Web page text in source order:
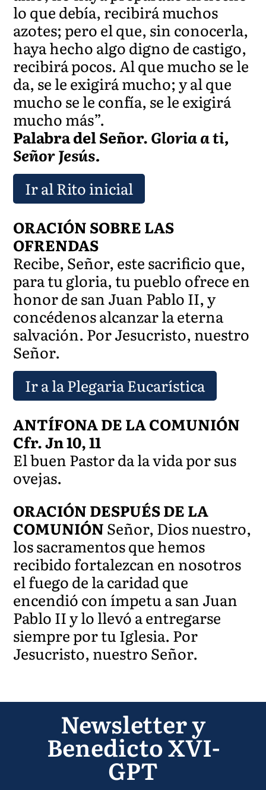
lo que debía, recibirá muchos
azotes; pero el que, sin conocerla,
haya hecho algo digno de castigo,
recibirá pocos. Al que mucho se le
da, se le exigirá mucho; y al que
mucho se le confía, se le exigirá
mucho más”.
Palabra del Señor.Gloria a ti,
Señor Jesús.
Ir al Rito inicial
ORACIÓN SOBRE LAS
OFRENDAS
Recibe, Señor, este sacrificio que,
para tu gloria, tu pueblo ofrece en
honor de san Juan Pablo II, y
concédenos alcanzar la eterna
salvación. Por Jesucristo, nuestro
Señor.
Ir a la Plegaria Eucarística
ANTÍFONA DE LA COMUNIÓN
Cfr. Jn 10, 11
El buen Pastor da la vida por sus
ovejas.
ORACIÓN DESPUÉS DE LA
COMUNIÓNSeñor, Dios nuestro,
los sacramentos que hemos
recibido fortalezcan en nosotros
el fuego de la caridad que
encendió con ímpetu a san Juan
Pablo II y lo llevó a entregarse
siempre por tu Iglesia. Por
Jesucristo, nuestro Señor.
Newsletter y
Benedicto XVI-
GPT